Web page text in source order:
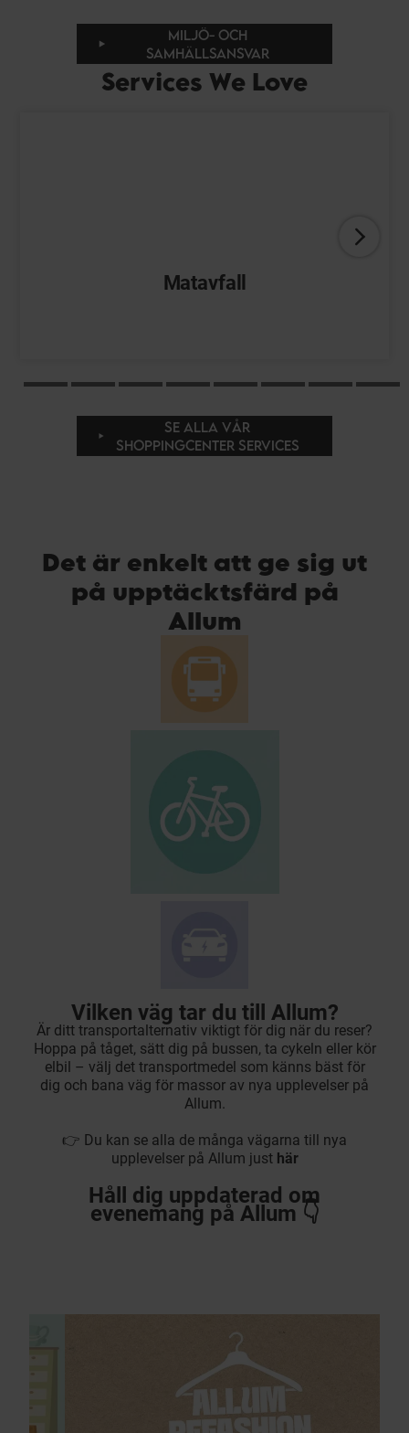
MILJÖ- OCH
SAMHÄLLSANSVAR
Services We Love
Matavfall
SE ALLA VÅR
SHOPPINGCENTER SERVICES
Det är enkelt att ge sig ut
på upptäcktsfärd på
Allum
Vilken väg tar du till Allum?
Är ditt transportalternativ viktigt för dig när du reser?
Hoppa på tåget, sätt dig på bussen, ta cykeln eller kör
elbil – välj det transportmedel som känns bäst för
dig och bana väg för massor av nya upplevelser på
Allum.
👉 Du kan se alla de många vägarna till nya
upplevelser på Allum just här
Håll dig uppdaterad om
evenemang på Allum 👇